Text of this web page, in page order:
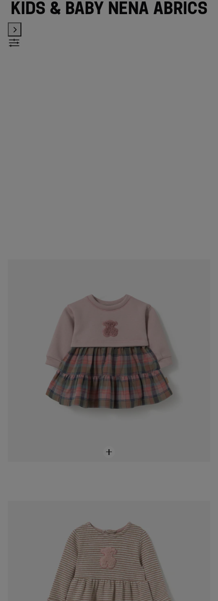
Kids & Baby nena abrics